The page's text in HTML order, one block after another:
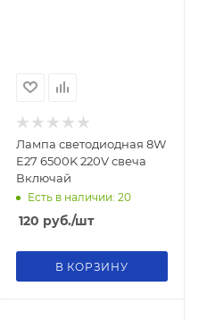
Лампа светодиодная 8W
E27 6500K 220V свеча
Включай
Есть в наличии: 20
120 руб./шт
В КОРЗИНУ